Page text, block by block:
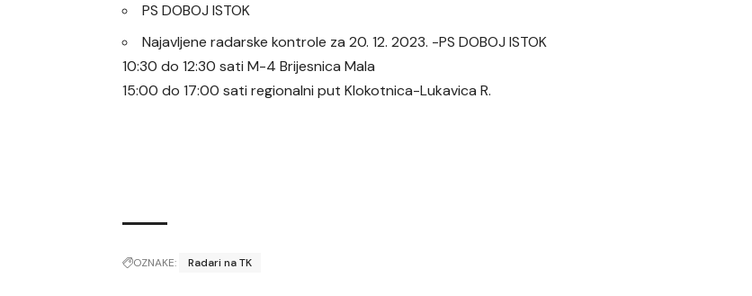
PS DOBOJ ISTOK
Najavljene radarske kontrole za 20. 12. 2023. -PS DOBOJ ISTOK
10:30 do 12:30 sati M-4 Brijesnica Mala
15:00 do 17:00 sati regionalni put Klokotnica-Lukavica R.
OZNAKE: Radari na TK